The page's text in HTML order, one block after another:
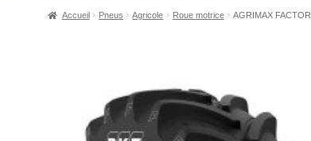
Accueil Pneus Agricole Roue motrice AGRIMAX FACTOR